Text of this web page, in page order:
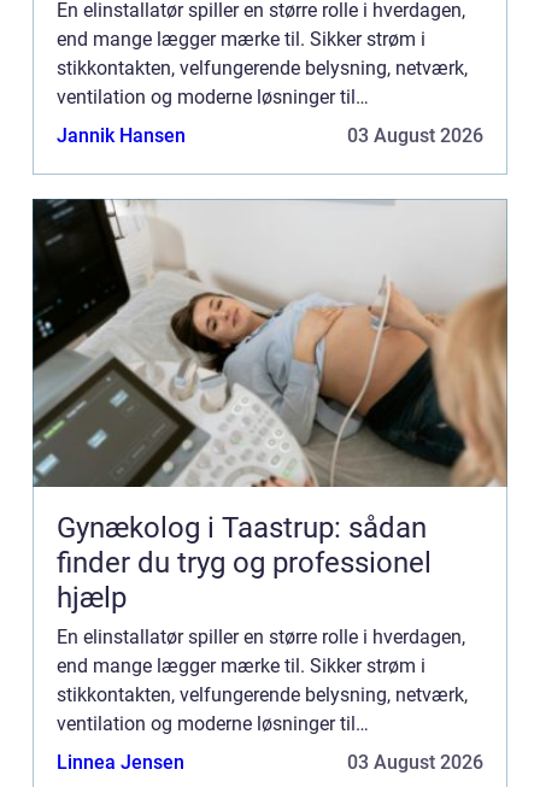
En elinstallatør spiller en større rolle i hverdagen,
end mange lægger mærke til. Sikker strøm i
stikkontakten, velfungerende belysning, netværk,
ventilation og moderne løsninger til
energioptimering kr&a...
Jannik Hansen 03 August 2026
Gynækolog i Taastrup: sådan
finder du tryg og professionel
hjælp
En elinstallatør spiller en større rolle i hverdagen,
end mange lægger mærke til. Sikker strøm i
stikkontakten, velfungerende belysning, netværk,
ventilation og moderne løsninger til
energioptimering kr&a...
Linnea Jensen 03 August 2026